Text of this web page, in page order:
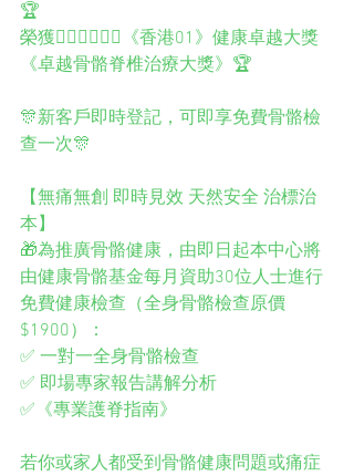
🏆
榮獲👨🏻‍⚕️👩🏻‍⚕️《香港01》健康卓越大獎
《卓越骨骼脊椎治療大獎》🏆
🎊新客戶即時登記，可即享免費骨骼檢
查一次🎊
【無痛無創 即時見效 天然安全 治標治
本】
🎁為推廣骨骼健康，由即日起本中心將
由健康骨骼基金每月資助30位人士進行
免費健康檢查（全身骨骼檢查原價
$1900）：
✅ 一對一全身骨骼檢查
✅ 即場專家報告講解分析
✅《專業護脊指南》
若你或家人都受到骨骼健康問題或痛症